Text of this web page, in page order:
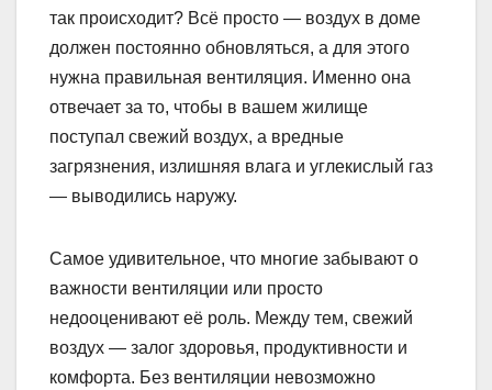
так происходит? Всё просто — воздух в доме
должен постоянно обновляться, а для этого
нужна правильная вентиляция. Именно она
отвечает за то, чтобы в вашем жилище
поступал свежий воздух, а вредные
загрязнения, излишняя влага и углекислый газ
— выводились наружу.
Самое удивительное, что многие забывают о
важности вентиляции или просто
недооценивают её роль. Между тем, свежий
воздух — залог здоровья, продуктивности и
комфорта. Без вентиляции невозможно